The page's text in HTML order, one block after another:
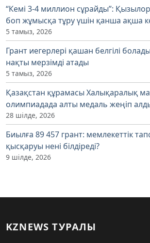
“Кемі 3-4 миллион сұрайды”:
боп жұмысқа тұру үшін қанша ақша
5 тамыз, 2026
Грант иегерлері қашан белгілі
нақты мерзімді атады
5 тамыз, 2026
Қазақстан құрамасы Халықаралық
олимпиадада алты медаль жеңіп
28 шілде, 2026
Биылға 89 457 грант: мемлекеттік
қысқаруы нені білдіреді?
9 шілде, 2026
KZNEWS ТУРАЛЫ